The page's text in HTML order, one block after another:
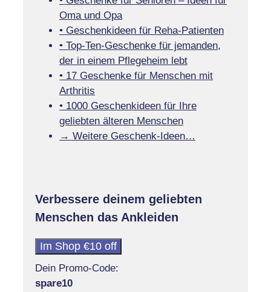
Oma und Opa
• Geschenkideen für Reha-Patienten
• Top-Ten-Geschenke für jemanden,
der in einem Pflegeheim lebt
• 17 Geschenke für Menschen mit
Arthritis
• 1000 Geschenkideen für Ihre
geliebten älteren Menschen
→ Weitere Geschenk-Ideen…
Verbessere deinem geliebten
Menschen das Ankleiden
Im Shop €10 off
Dein Promo-Code:
spare10